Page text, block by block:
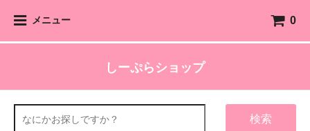
メニュー 0
しーぷらショップ
検索